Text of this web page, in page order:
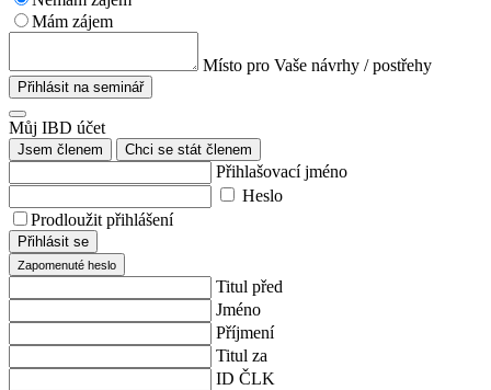
Mám zájem
Místo pro Vaše návrhy / postřehy
Přihlásit na seminář
Můj IBD účet
Jsem členem Chci se stát členem
Přihlašovací jméno
Heslo
Prodloužit přihlášení
Přihlásit se
Zapomenuté heslo
Titul před
Jméno
Příjmení
Titul za
ID ČLK